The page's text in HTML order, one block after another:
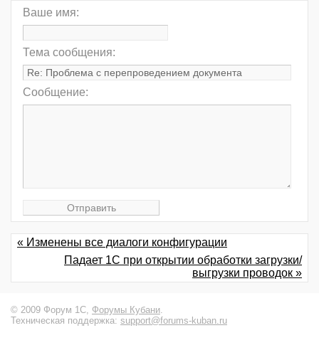
Ваше имя:
Тема сообщения:
Сообщение:
« Изменены все диалоги конфигурации
Падает 1С при открытии обработки загрузки/
выгрузки проводок »
© 2009 Форум 1С, Форумы Кубани.
Техническая поддержка: support@forums-kuban.ru